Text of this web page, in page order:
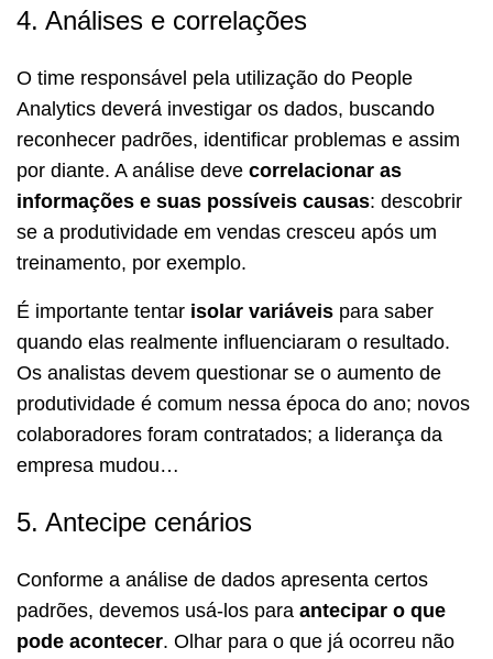
4. Análises e correlações
O time responsável pela utilização do People
Analytics deverá investigar os dados, buscando
reconhecer padrões, identificar problemas e assim
por diante. A análise deve correlacionar as
informações e suas possíveis causas: descobrir
se a produtividade em vendas cresceu após um
treinamento, por exemplo.
É importante tentar isolar variáveis para saber
quando elas realmente influenciaram o resultado.
Os analistas devem questionar se o aumento de
produtividade é comum nessa época do ano; novos
colaboradores foram contratados; a liderança da
empresa mudou…
5. Antecipe cenários
Conforme a análise de dados apresenta certos
padrões, devemos usá-los para antecipar o que
pode acontecer. Olhar para o que já ocorreu não